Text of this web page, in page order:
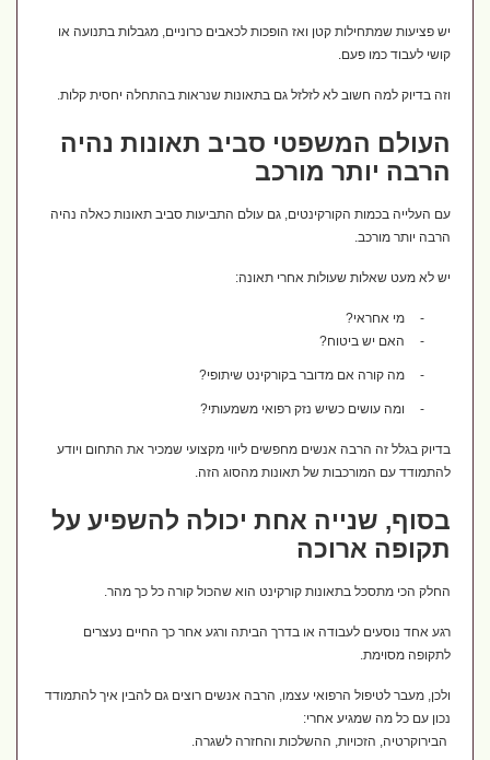
יש פציעות שמתחילות קטן ואז הופכות לכאבים כרוניים, מגבלות בתנועה או
קושי לעבוד כמו פעם.
וזה בדיוק למה חשוב לא לזלזל גם בתאונות שנראות בהתחלה יחסית קלות.
העולם המשפטי סביב תאונות נהיה
הרבה יותר מורכב
עם העלייה בכמות הקורקינטים, גם עולם התביעות סביב תאונות כאלה נהיה
הרבה יותר מורכב.
יש לא מעט שאלות שעולות אחרי תאונה:
מי אחראי?
האם יש ביטוח?
מה קורה אם מדובר בקורקינט שיתופי?
ומה עושים כשיש נזק רפואי משמעותי?
בדיוק בגלל זה הרבה אנשים מחפשים ליווי מקצועי שמכיר את התחום ויודע
להתמודד עם המורכבות של תאונות מהסוג הזה.
בסוף, שנייה אחת יכולה להשפיע על
תקופה ארוכה
החלק הכי מתסכל בתאונות קורקינט הוא שהכול קורה כל כך מהר.
רגע אחד נוסעים לעבודה או בדרך הביתה ורגע אחר כך החיים נעצרים
לתקופה מסוימת.
ולכן, מעבר לטיפול הרפואי עצמו, הרבה אנשים רוצים גם להבין איך להתמודד
נכון עם כל מה שמגיע אחרי:
הבירוקרטיה, הזכויות, ההשלכות והחזרה לשגרה.